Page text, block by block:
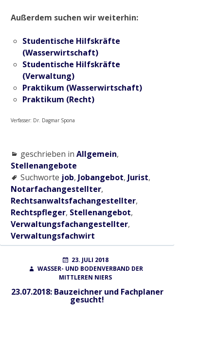
Pilotprojekt Zweigkanal
2015
Ausgleichsmaßnahme Cloerbruch, Gewässer
Grefrath-Vinkrath
2016
Gewässerrenaturierung Zweigkanal –
Mündung
Radtour zum historischen Wehr
Außerdem suchen wir weiterhin:
Studentische Hilfskräfte
(Wasserwirtschaft)
Studentische Hilfskräfte
(Verwaltung)
Praktikum (Wasserwirtschaft)
Praktikum (Recht)
Verfasser: Dr. Dagmar Spona
geschrieben in Allgemein,
Stellenangebote
Suchworte job, Jobangebot, Jurist,
Notarfachangestellter,
Rechtsanwaltsfachangestellter,
Rechtspfleger, Stellenangebot,
Verwaltungsfachangestellter,
Verwaltungsfachwirt
POSTED
ON
23. JULI 2018
WASSER- UND BODENVERBAND DER
MITTLEREN NIERS
23.07.2018: Bauzeichner und Fachplaner
gesucht!